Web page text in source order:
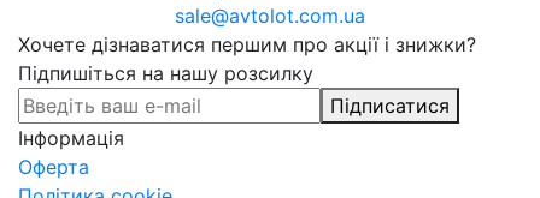
sale@avtolot.com.ua
Хочете дізнаватися першим про акції і знижки?
Підпишіться на нашу розсилку
Підписатися
Інформація
Оферта